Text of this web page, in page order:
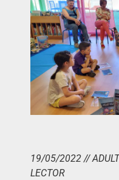
19/05/2022 //
LECTOR